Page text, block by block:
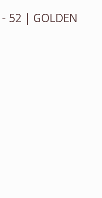
- 52 | GOLDEN